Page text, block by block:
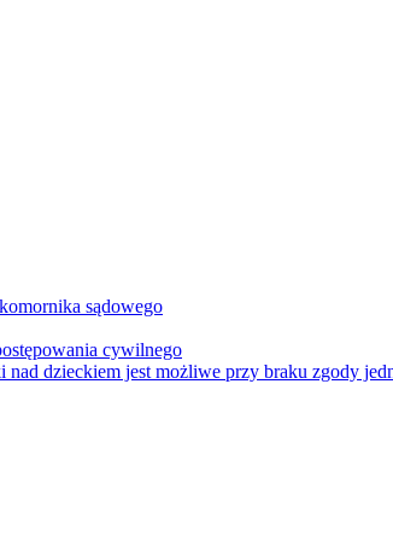
sądowego
cywilnego
dzieckiem jest możliwe przy braku zgody